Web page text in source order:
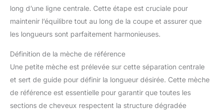
long d’une ligne centrale. Cette étape est cruciale pour
maintenir l’équilibre tout au long de la coupe et assurer que
les longueurs sont parfaitement harmonieuses.
Définition de la mèche de référence
Une petite mèche est prélevée sur cette séparation centrale
et sert de guide pour définir la longueur désirée. Cette mèche
de référence est essentielle pour garantir que toutes les
sections de cheveux respectent la structure dégradée